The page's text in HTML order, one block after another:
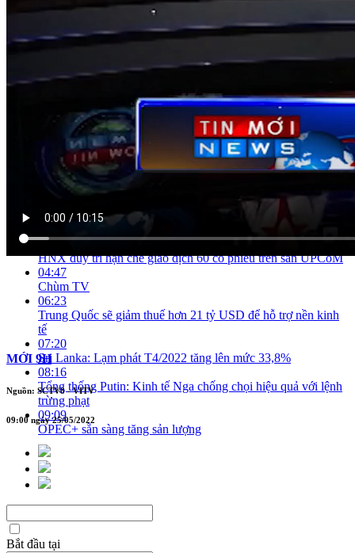
Cập nhật nợ xấu của các TCTD
Bộ KH&ĐT: 'Việt Nam là điểm đến hấp dẫn cho nhà đầu tư
nước ngoài'
Tăng xử lý hình sự việc trốn thuế trong kinh doanh, chuyển
nhượng BĐS
02:49
Tiền chậm nộp của 2 công ty trúng đấu giá đất Thủ Thiêm
03:33
04:13
HNX duy trì hạn chế giao dịch 60 cổ phiếu trên sàn UPCoM
04:47
Chùm TV
06:23
Trung Quốc sẽ giảm thuế hơn 21 tỷ USD để hỗ trợ nền kinh
tế
07:20
Sri Lanka: Lạm phát T4/2022 tăng lên mức 33,8%
08:16
Tổng thống Putin: Kinh tế Nga chống chọi hiệu quả với lệnh
trừng phạt
09:09
OPEC+ sẵn sàng tăng sản lượng
MỚI 9H
Nguồn: SCTV8 - VITV
09:00 ngày 25/05/2022
Bắt đầu tại